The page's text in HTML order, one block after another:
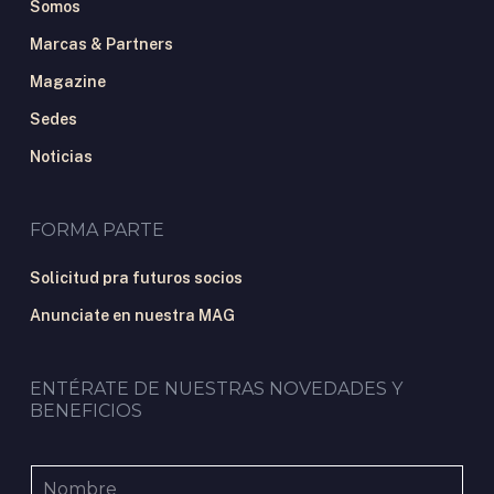
Somos
Marcas & Partners
Magazine
Sedes
Noticias
FORMA PARTE
Solicitud pra futuros socios
Anunciate en nuestra MAG
ENTÉRATE DE NUESTRAS NOVEDADES Y
BENEFICIOS